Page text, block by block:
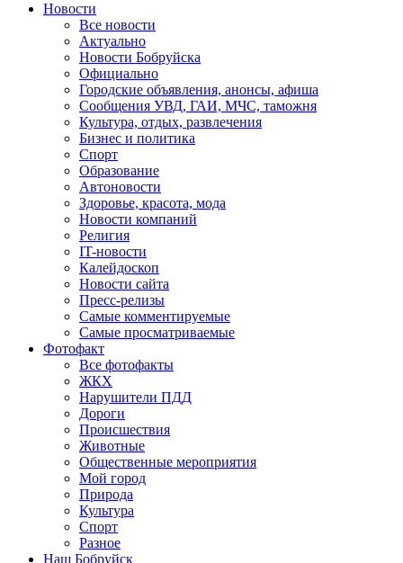
Новости
Все новости
Актуально
Новости Бобруйска
Официально
Городские объявления, анонсы, афиша
Сообщения УВД, ГАИ, МЧС, таможня
Культура, отдых, развлечения
Бизнес и политика
Спорт
Образование
Автоновости
Здоровье, красота, мода
Новости компаний
Религия
IT-новости
Калейдоскоп
Новости сайта
Пресс-релизы
Самые комментируемые
Самые просматриваемые
Фотофакт
Все фотофакты
ЖКХ
Нарушители ПДД
Дороги
Происшествия
Животные
Общественные мероприятия
Мой город
Природа
Культура
Спорт
Разное
Наш Бобруйск